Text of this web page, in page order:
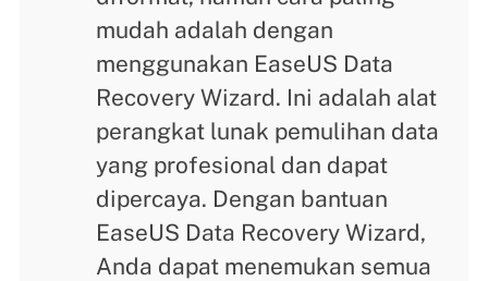
mudah adalah dengan
menggunakan EaseUS Data
Recovery Wizard. Ini adalah alat
perangkat lunak pemulihan data
yang profesional dan dapat
dipercaya. Dengan bantuan
EaseUS Data Recovery Wizard,
Anda dapat menemukan semua